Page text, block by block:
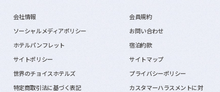
会社情報
会員規約
ソーシャルメディアポリシー
お問い合わせ
ホテルパンフレット
宿泊約款
サイトポリシー
サイトマップ
世界のチョイスホテルズ
プライバシーポリシー
特定商取引法に基づく表記
カスタマーハラスメントに対